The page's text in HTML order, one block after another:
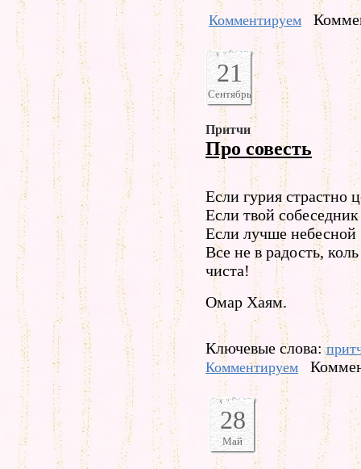
Комментируем
21
Сентябрь
Притчи
Про совесть
Если гурия страстно
Если твой
Если лучше
Все не в радость,
чиста!
Омар Хаям.
Ключевые слова:
Комментируем
28
Май